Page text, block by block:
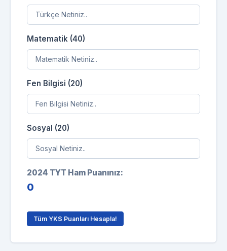
Matematik (40)
Fen Bilgisi (20)
Sosyal (20)
2024 TYT Ham Puanınız:
0
Tüm YKS Puanları Hesapla!